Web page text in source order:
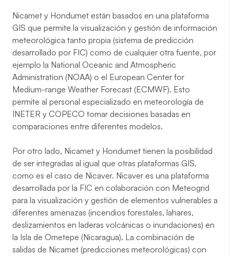
Nicamet y Hondumet están basados en una plataforma
GIS que permite la visualización y gestión de información
meteorológica tanto propia (sistema de predicción
desarrollado por FIC) como de cualquier otra fuente, por
ejemplo la National Oceanic and Atmospheric
Administration (NOAA) o el European Center for
Medium-range Weather Forecast (ECMWF). Esto
permite al personal especializado en meteorología de
INETER y COPECO tomar decisiones basadas en
comparaciones entre diferentes modelos.
Por otro lado, Nicamet y Hondumet tienen la posibilidad
de ser integradas al igual que otras plataformas GIS,
como es el caso de Nicaver. Nicaver es una plataforma
desarrollada por la FIC en colaboración con Meteogrid
para la visualización y gestión de elementos vulnerables a
diferentes amenazas (incendios forestales, lahares,
deslizamientos en laderas volcánicas o inundaciones) en
la Isla de Ometepe (Nicaragua). La combinación de
salidas de Nicamet (predicciones meteorológicas) con